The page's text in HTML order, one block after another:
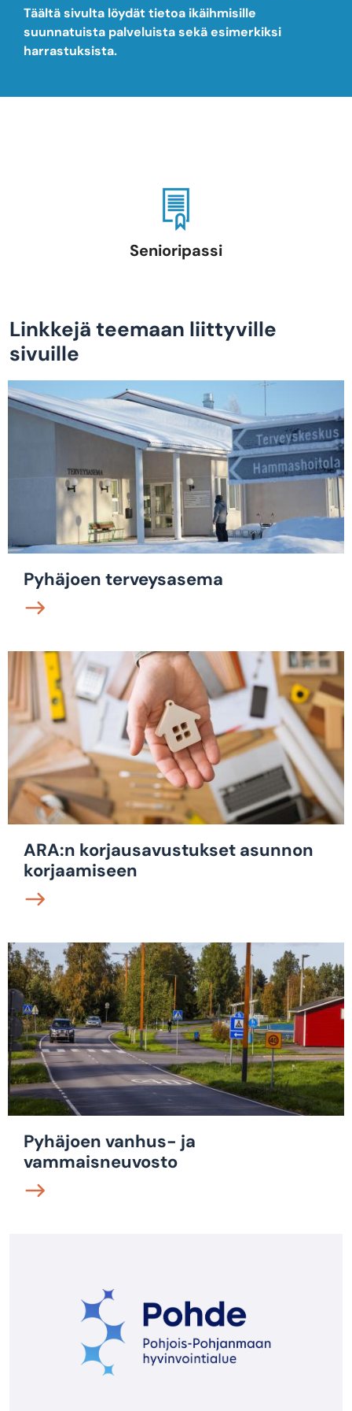
Täältä sivulta löydät tietoa ikäihmisille
suunnatuista palveluista sekä esimerkiksi
harrastuksista.
Senioripassi
Linkkejä teemaan liittyville
sivuille
Pyhäjoen terveysasema
ARA:n korjausavustukset asunnon
korjaamiseen
Pyhäjoen vanhus- ja
vammaisneuvosto